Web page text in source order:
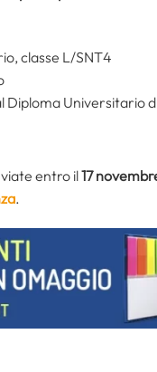
classe L/SNT4
Universitario
entro il17
.